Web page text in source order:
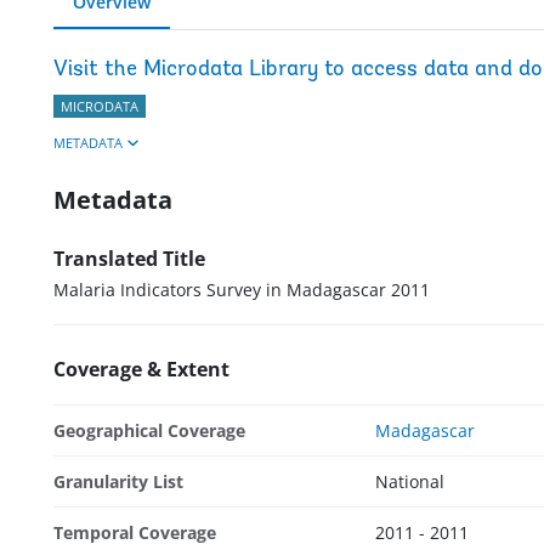
Visit the Microdata Library to access data and
MICRODATA
METADATA
Metadata
Translated Title
Malaria Indicators Survey in Madagascar 2011
Coverage & Extent
Geographical Coverage Madagascar
Granularity List National
Temporal Coverage 2011 - 2011